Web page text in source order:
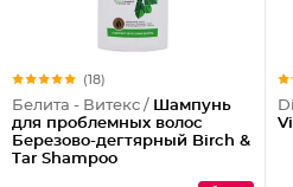
(18)
Белита - Витекс / Шампунь
для проблемных волос
Березово-дегтярный Birch &
Tar Shampoo